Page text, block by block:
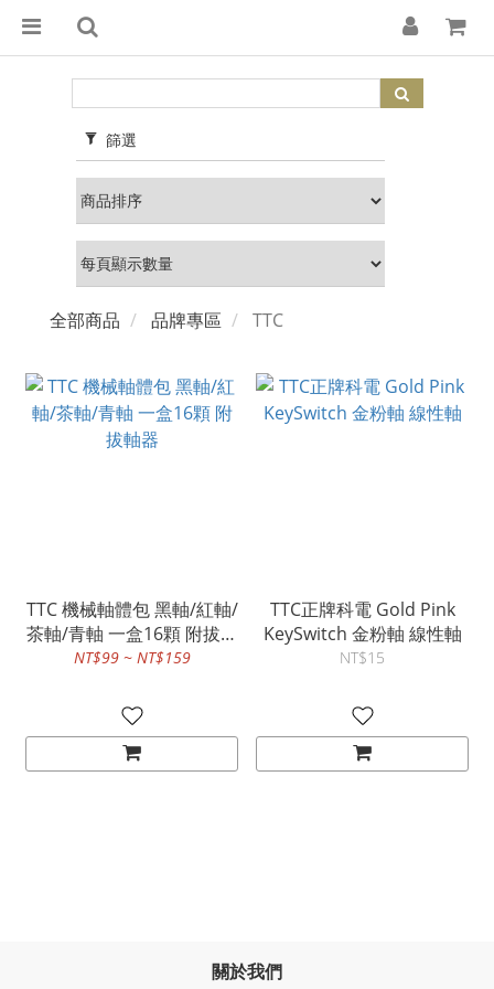
篩選
全部商品 品牌專區 TTC
TTC 機械軸體包 黑軸/紅軸/
茶軸/青軸 一盒16顆 附拔軸
器
NT$99 ~ NT$159
TTC正牌科電 Gold Pink
KeySwitch 金粉軸 線性軸
NT$15
關於我們